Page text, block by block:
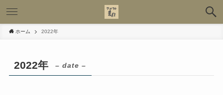
ホーム 2022年
2022年 – date –